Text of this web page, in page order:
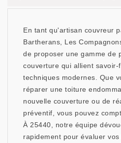
En tant qu'artisan couvreur
Bartherans, Les
de proposer une gamme de
couverture qui allient
techniques modernes. Que
réparer une toiture
nouvelle couverture ou de
préventif, vous pouvez
À 25440, notre équipe
rapidement pour évaluer